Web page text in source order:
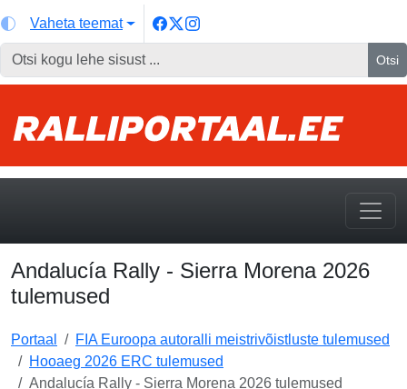
Vaheta teemat
Otsi
Andalucía Rally - Sierra Morena 2026
tulemused
Portaal
FIA Euroopa autoralli meistrivõistluste tulemused
Hooaeg 2026 ERC tulemused
Andalucía Rally - Sierra Morena 2026 tulemused